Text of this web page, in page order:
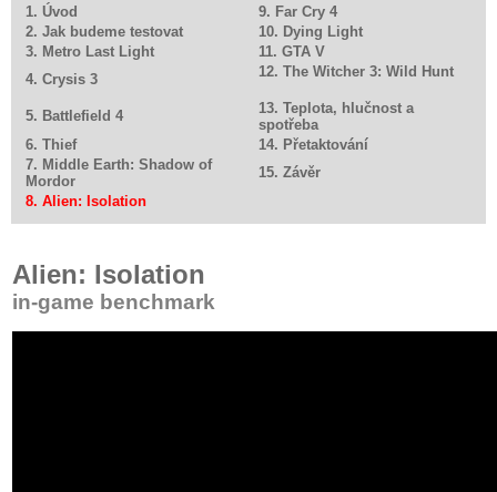
1. Úvod
9. Far Cry 4
2. Jak budeme testovat
10. Dying Light
3. Metro Last Light
11. GTA V
4. Crysis 3
12. The Witcher 3: Wild Hunt
5. Battlefield 4
13. Teplota, hlučnost a
spotřeba
6. Thief
14. Přetaktování
7. Middle Earth: Shadow of
Mordor
15. Závěr
8. Alien: Isolation
Alien: Isolation
in-game benchmark